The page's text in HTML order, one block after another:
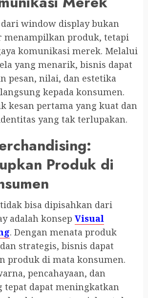
window display bukan
menampilkan produk, tetapi
komunikasi merek. Melalui
yang menarik, bisnis dapat
pesan, nilai, dan estetika
kepada konsumen.
kesan pertama yang kuat dan
yang tak terlupakan.
Produk di
bisa dipisahkan dari
adalah konsep Visual
. Dengan menata produk
strategis, bisnis dapat
produk di mata konsumen.
pencahayaan, dan
tepat dapat meningkatkan